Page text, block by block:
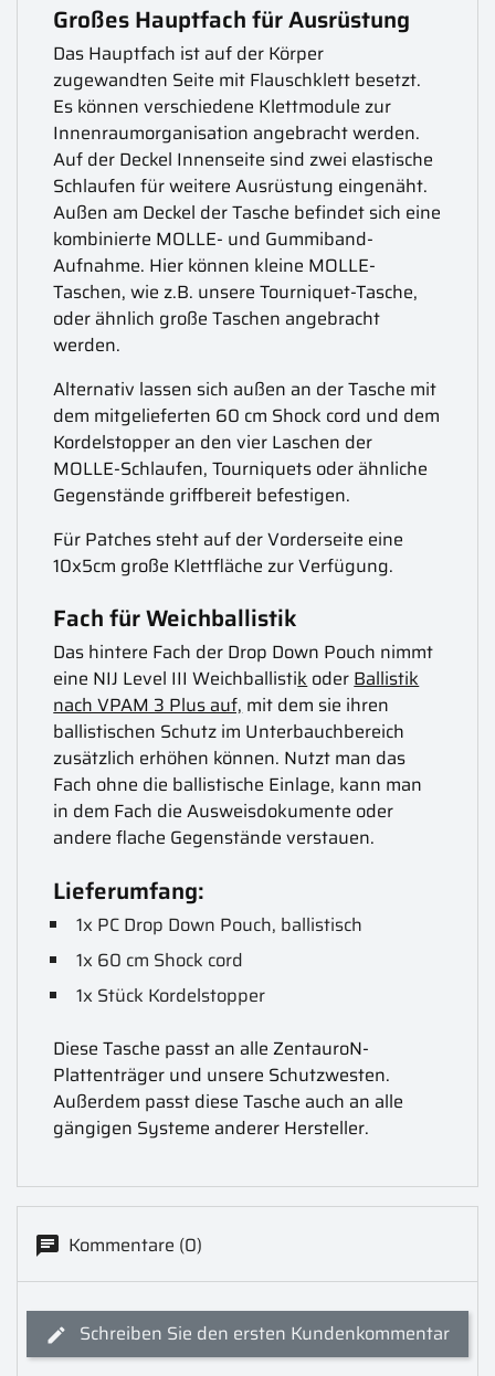
Großes Hauptfach für Ausrüstung
Das Hauptfach ist auf der Körper
zugewandten Seite mit Flauschklett besetzt.
Es können verschiedene Klettmodule zur
Innenraumorganisation angebracht werden.
Auf der Deckel Innenseite sind zwei elastische
Schlaufen für weitere Ausrüstung eingenäht.
Außen am Deckel der Tasche befindet sich eine
kombinierte MOLLE- und Gummiband-
Aufnahme. Hier können kleine MOLLE-
Taschen, wie z.B. unsere Tourniquet-Tasche,
oder ähnlich große Taschen angebracht
werden.
Alternativ lassen sich außen an der Tasche mit
dem mitgelieferten 60 cm Shock cord und dem
Kordelstopper an den vier Laschen der
MOLLE-Schlaufen, Tourniquets oder ähnliche
Gegenstände griffbereit befestigen.
Für Patches steht auf der Vorderseite eine
10x5cm große Klettfläche zur Verfügung.
Fach für Weichballistik
Das hintere Fach der Drop Down Pouch nimmt
eine NIJ Level III WeichballistikoderBallistik
nach VPAM 3 Plus auf,mit dem sie ihren
ballistischen Schutz im Unterbauchbereich
zusätzlich erhöhen können. Nutzt man das
Fach ohne die ballistische Einlage, kann man
in dem Fach die Ausweisdokumente oder
andere flache Gegenstände verstauen.
Lieferumfang:
1x PC Drop Down Pouch, ballistisch
1x 60 cm Shock cord
1x Stück Kordelstopper
Diese Tasche passt an alle ZentauroN-
Plattenträger und unsere Schutzwesten.
Außerdem passt diese Tasche auch an alle
gängigen Systeme anderer Hersteller.
Kommentare (0)
Schreiben Sie den ersten Kundenkommentar